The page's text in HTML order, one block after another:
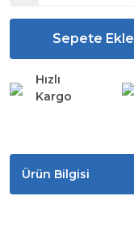
Sepete Ekle
Hızlı
Kargo
Ürün Bilgisi